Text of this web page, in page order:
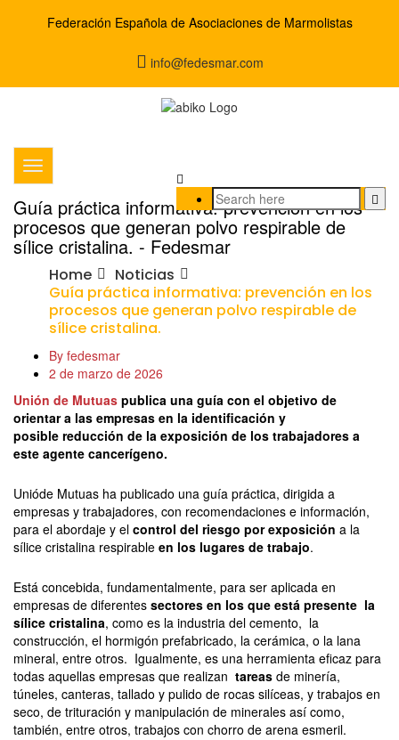
Federación Española de Asociaciones de Marmolistas
info@fedesmar.com
Guía práctica informativa: prevención en los
procesos que generan polvo respirable de
sílice cristalina. - Fedesmar
Home
Noticias
Guía práctica informativa: prevención en los
procesos que generan polvo respirable de
sílice cristalina.
By fedesmar
2 de marzo de 2026
Unión de Mutuas publica una guía con el objetivo de
orientar a las empresas en la identificación y
posible reducción de la exposición de los trabajadores a
este agente cancerígeno.
Unióde Mutuas ha publicado una guía práctica, dirigida a
empresas y trabajadores, con recomendaciones e información,
para el abordaje y el control del riesgo por exposición a la
sílice cristalina respirable en los lugares de trabajo.
Está concebida, fundamentalmente, para ser aplicada en
empresas de diferentes sectores en los que está presente la
sílice cristalina, como es la industria del cemento, la
construcción, el hormigón prefabricado, la cerámica, o la lana
mineral, entre otros. Igualmente, es una herramienta eficaz para
todas aquellas empresas que realizan tareas de minería,
túneles, canteras, tallado y pulido de rocas silíceas, y trabajos en
seco, de trituración y manipulación de minerales así como,
también, entre otros, trabajos con chorro de arena esmeril.